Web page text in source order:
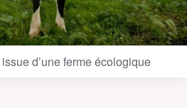
d’une ferme écologique